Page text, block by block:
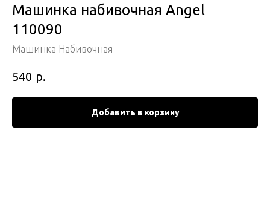
Машинка набивочная Angel
110090
Машинка Набивочная
540 р.
Добавить в корзину